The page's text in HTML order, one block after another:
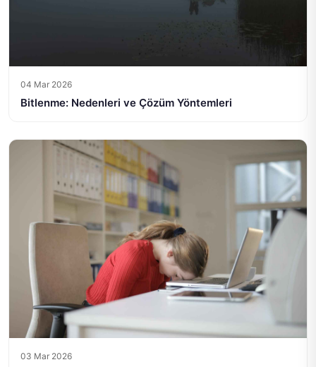
04 Mar 2026
Bitlenme: Nedenleri ve Çözüm Yöntemleri
03 Mar 2026